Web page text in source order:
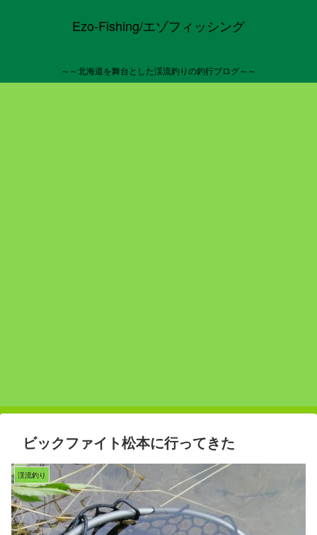
Ezo-Fishing/エゾフィッシング
～～北海道を舞台とした渓流釣りの釣行ブログ～～
ビックファイト松本に行ってきた
渓流釣り